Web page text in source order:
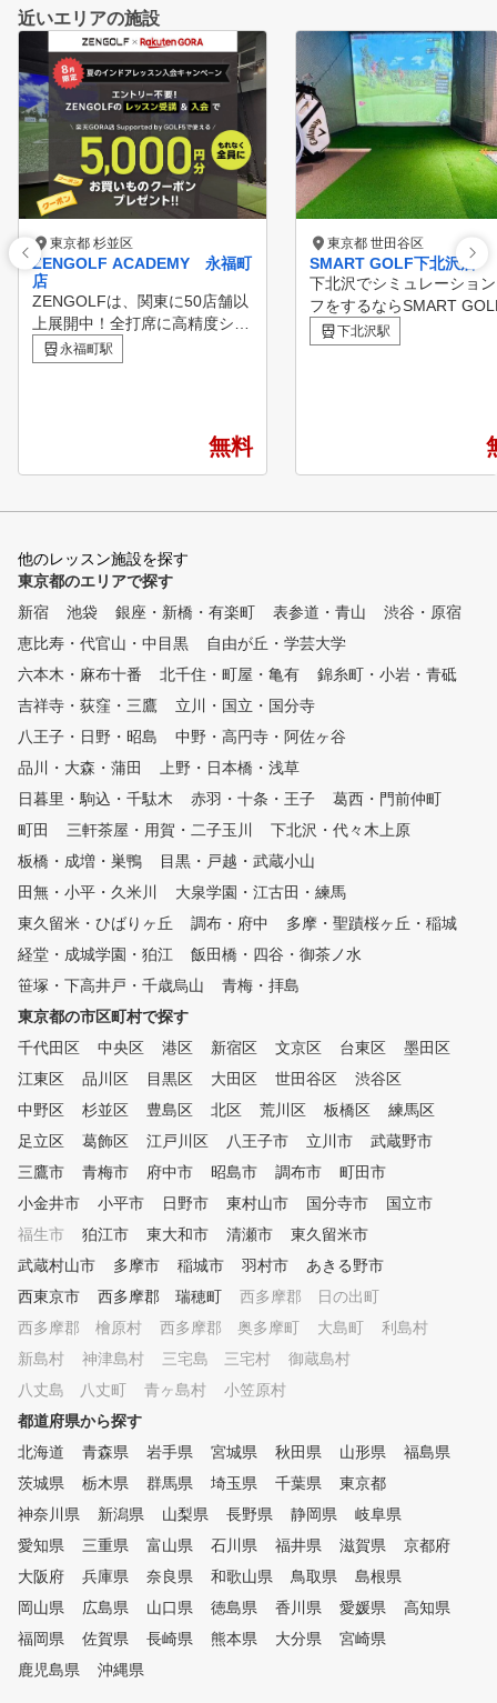
近いエリアの施設
東京都 杉並区
ZENGOLF ACADEMY 永福町
店
ZENGOLFは、関東に50店舗以
上展開中！全打席に高精度シミ
ュレーターを完備したレッスン
受け放題・レンジ使い放題の定
フレッスンが、毎日いつでも何
度でも受けられて、短期間での
スコアアップを目指すことがで
ます。 特徴①利用タイミング
に沿った長い営業時間 朝活、
夜活、お客様のご都合に合わせ
て お好きな時間に練習できま
す。 定休日も無いので、レッ
スン受け放題、練習し放題の
メリットが最大限活かせます。
臨時定休する場合がございます
。 特徴②経験豊かなプロによ
るレッスン シミュレーターに
より「見える化」されたデータ
をもとに、外部資格を有する専
属プロがレッスンをおこないま
、シミュレーターの映像や数値
データを確認しながら、会員様
にわかりやすくレッスンします
。 特徴③レッスン受け放題、
レンジ使い放題のサブスクモデ
ル 会員様一人一人のレッスン
前回の復習や今後の課題など、
継続してレッスンを受けていた
だけます。 特徴④ゴルフ初心
者から上級者まで楽しめる練習
モード 繰り返しショット練習
をしながら、 ご自身のスイン
置しています。 その時練習し
たいポイントを、飽きずに練習
していただけます。
永福町駅
無料
東京都 世田谷区
SMART GOLF下北沢店
下北沢でシミュレーショ
フをするならSMART
下北沢店は２ルームの個
で集中してゴルフ練習を
プをしていただける環境
下北沢駅
他のレッスン施設を探す
東京都のエリアで探す
新宿
池袋 銀座・新橋・有楽町 表参道・青山
渋谷・原宿
恵比寿・代官山・中目黒
自由が丘・学芸大学
六本木・麻布十番
北千住・町屋・亀有
錦糸町・小岩・青砥
吉祥寺・荻窪・三鷹
立川・国立・国分寺
八王子・日野・昭島
中野・高円寺・阿佐ヶ谷
品川・大森・蒲田
上野・日本橋・浅草
日暮里・駒込・千駄木
赤羽・十条・王子
葛西・門前仲町
町田
三軒茶屋・用賀・二子玉川
下北沢・代々木上原
板橋・成増・巣鴨
目黒・戸越・武蔵小山
田無・小平・久米川
大泉学園・江古田・練馬
東久留米・ひばりヶ丘
調布・府中
多摩・聖蹟桜ヶ丘・稲城
経堂・成城学園・狛江
飯田橋・四谷・御茶ノ水
笹塚・下高井戸・千歳烏山
青梅・拝島
東京都の市区町村で探す
千代田区
中央区 港区 新宿区 文京区 台東区
墨田区
江東区
品川区 目黒区 大田区 世田谷区
渋谷区
中野区
杉並区 豊島区 北区 荒川区 板橋区
練馬区
足立区
葛飾区 江戸川区 八王子市 立川市
武蔵野市
三鷹市
青梅市 府中市 昭島市 調布市
町田市
小金井市
小平市 日野市 東村山市 国分寺市
国立市
福生市
狛江市 東大和市 清瀬市
東久留米市
武蔵村山市
多摩市 稲城市 羽村市
あきる野市
西東京市
西多摩郡 瑞穂町
西多摩郡 日の出町
西多摩郡 檜原村
西多摩郡 奥多摩町 大島町
利島村
新島村
神津島村 三宅島 三宅村
御蔵島村
八丈島 八丈町
青ヶ島村
小笠原村
都道府県から探す
北海道
青森県 岩手県 宮城県 秋田県 山形県
福島県
茨城県
栃木県 群馬県 埼玉県 千葉県
東京都
神奈川県
新潟県 山梨県 長野県 静岡県
岐阜県
愛知県
三重県 富山県 石川県 福井県 滋賀県
京都府
大阪府
兵庫県 奈良県 和歌山県 鳥取県
島根県
岡山県
広島県 山口県 徳島県 香川県 愛媛県
高知県
福岡県
佐賀県 長崎県 熊本県 大分県
宮崎県
鹿児島県
沖縄県